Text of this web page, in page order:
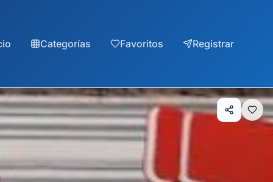
Categorías Favoritos Registrar